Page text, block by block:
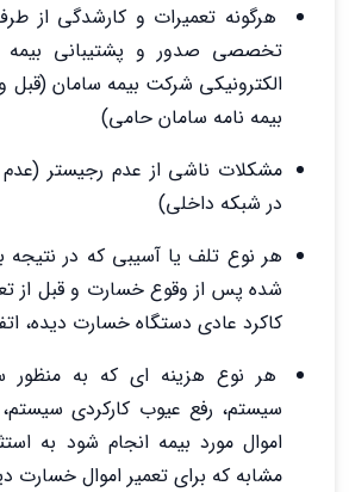
هرگونه تعمیرات و کارشدگی از
تخصصی صدور و پشتیبانی بیمه
الکترونیکی شرکت بیمه سامان (قبل
بیمه نامه سامان حامی)
مشکلات ناشی از عدم رجیستر
در شبکه داخلی)
هر نوع تلف یا آسیبی که در نتیجه
شده پس از وقوع خسارت و قبل از
کاکرد عادی دستگاه خسارت دیده،
هر نوع هزینه ای که به منظور
سیستم، رفع عیوب کارکردی
اموال مورد بیمه انجام شود به
مشابه که برای تعمیر اموال خسارت